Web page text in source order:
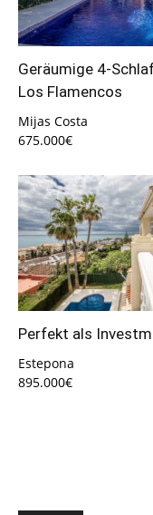
Geräumige 4-
Los Flamencos
Mijas Costa
675.000€
Perfekt als
Estepona
895.000€